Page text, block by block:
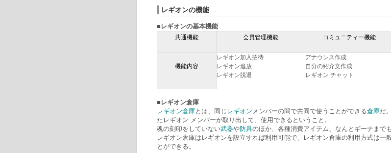
レギオンの機能
■レギオンの基本機能
共通機能 会員管理機能 コミュニティー機能
機能内容
レギオン加入招待
レギオン追放
レギオン脱退
アナウンス作成
自分の紹介文作成
レギオン チャット
■レギオン倉庫
レギオン倉庫とは、同じ レギオン メンバーの間で共同で使うことができる倉庫だ
たレギオン メンバーが取り出して、使用できるということ。
魂の刻印をしていない武器や防具のほか、各種消費アイテム、なんとギーナまで
レギオン倉庫はレギオンを設立すれば利用可能で、レギオン倉庫の利用方式は
とができる。